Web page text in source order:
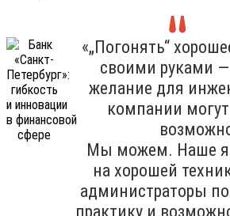
«„Погонять“
своими руками
желание для
компании
Мы можем. Наше
на хорошей
администраторы
практику и